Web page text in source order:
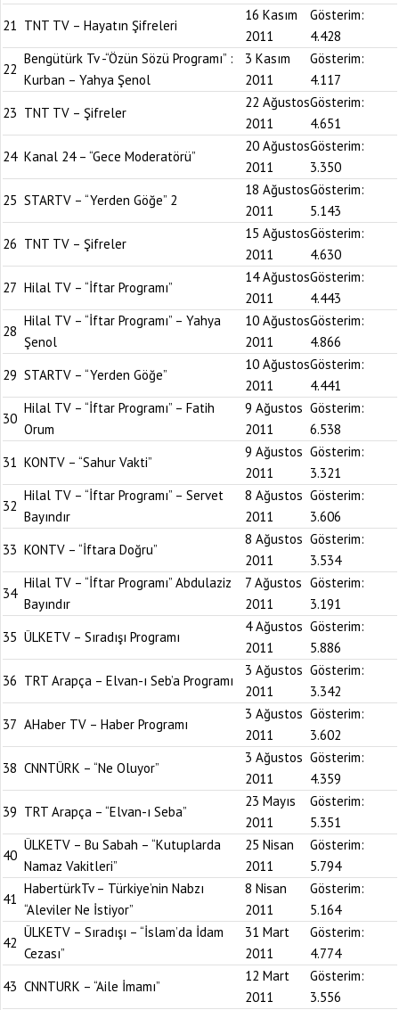
21 TNT TV – Hayatın Şifreleri
16 Kasım
2011
Gösterim:
4.428
22
Bengütürk Tv -“Özün Sözü Programı” :
Kurban – Yahya Şenol
3 Kasım
2011
Gösterim:
4.117
23 TNT TV – Şifreler
22 Ağustos
2011
Gösterim:
4.651
24 Kanal 24 – “Gece Moderatörü”
20 Ağustos
2011
Gösterim:
3.350
25 STARTV – “Yerden Göğe” 2
18 Ağustos
2011
Gösterim:
5.143
26 TNT TV – Şifreler
15 Ağustos
2011
Gösterim:
4.630
27 Hilal TV – “İftar Programı”
14 Ağustos
2011
Gösterim:
4.443
28
Hilal TV – “İftar Programı” – Yahya
Şenol
10 Ağustos
2011
Gösterim:
4.866
29 STARTV – “Yerden Göğe”
10 Ağustos
2011
Gösterim:
4.441
30
Hilal TV – “İftar Programı” – Fatih
Orum
9 Ağustos
2011
Gösterim:
6.538
31 KONTV – “Sahur Vakti”
9 Ağustos
2011
Gösterim:
3.321
32
Hilal TV – “İftar Programı” – Servet
Bayındır
8 Ağustos
2011
Gösterim:
3.606
33 KONTV – “İftara Doğru”
8 Ağustos
2011
Gösterim:
3.534
34
Hilal TV – “İftar Programı” Abdulaziz
Bayındır
7 Ağustos
2011
Gösterim:
3.191
35 ÜLKETV – Sıradışı Programı
4 Ağustos
2011
Gösterim:
5.886
36 TRT Arapça – Elvan-ı Seb’a Programı
3 Ağustos
2011
Gösterim:
3.342
37 AHaber TV – Haber Programı
3 Ağustos
2011
Gösterim:
3.602
38 CNNTÜRK – “Ne Oluyor”
3 Ağustos
2011
Gösterim:
4.359
39 TRT Arapça – “Elvan-ı Seba”
23 Mayıs
2011
Gösterim:
5.351
40
ÜLKETV – Bu Sabah – “Kutuplarda
Namaz Vakitleri”
25 Nisan
2011
Gösterim:
5.794
41
HabertürkTv – Türkiye’nin Nabzı
“Aleviler Ne İstiyor”
8 Nisan
2011
Gösterim:
5.164
42
ÜLKETV – Sıradışı – “İslam’da İdam
Cezası”
31 Mart
2011
Gösterim:
4.774
43 CNNTURK – “Aile İmamı”
12 Mart
2011
Gösterim:
3.556